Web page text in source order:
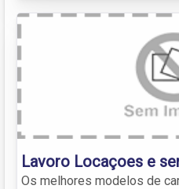
Lavoro Locaçoes e
Os melhores modelos de